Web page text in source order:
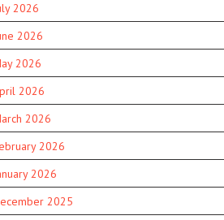
2026
2026
2026
2026
2026
2026
2026
2025